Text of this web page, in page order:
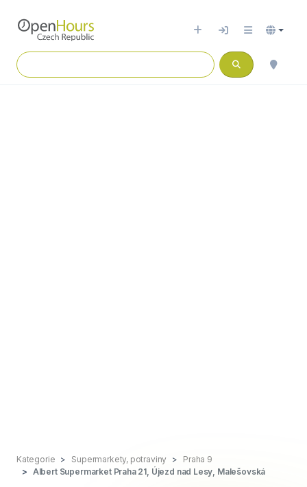
Kategorie Supermarkety, potraviny
Praha 9
Albert Supermarket Praha 21, Újezd nad Lesy, Malešovská